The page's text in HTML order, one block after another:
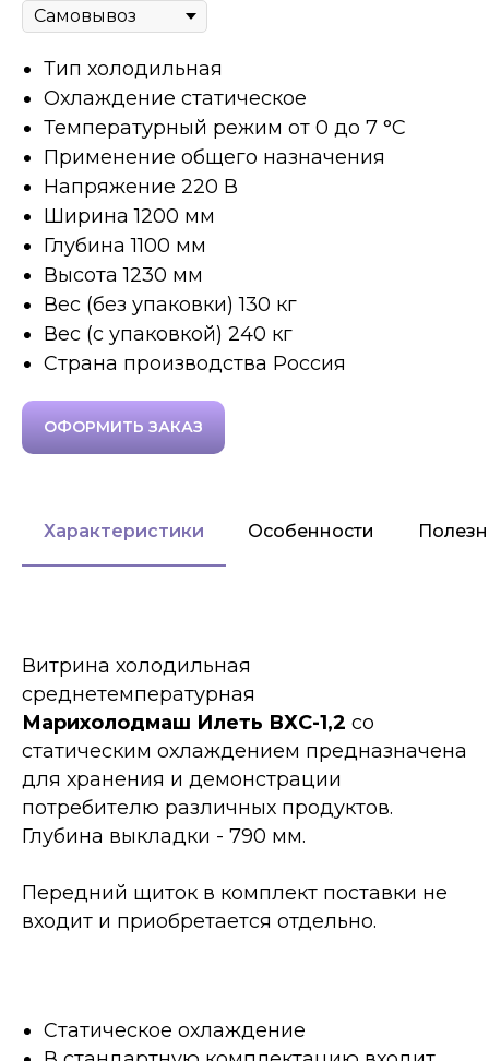
Тип холодильная
Охлаждение статическое
Температурный режим от 0 до 7 °C
Применение общего назначения
Напряжение 220 В
Ширина 1200 мм
Глубина 1100 мм
Высота 1230 мм
Вес (без упаковки) 130 кг
Вес (с упаковкой) 240 кг
Страна производства Россия
ОФОРМИТЬ ЗАКАЗ
Характеристики Особенности
Витрина холодильная
среднетемпературная
Марихолодмаш Илеть ВХС-1,2 со
статическим охлаждением предназначена
для хранения и демонстрации
потребителю различных продуктов.
Глубина выкладки - 790 мм.
Передний щиток в комплект поставки не
входит и приобретается отдельно.
Статическое охлаждение